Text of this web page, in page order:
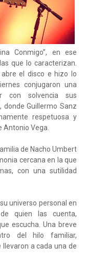
Conmigo”, en ese
que lo caracterizan.
abre el disco e hizo lo
conjugaron una
con solvencia sus
donde Guillermo Sanz
respetuosa y
Antonio Vega.
de Nacho Umbert
cercana en la que
con una sutilidad
universo personal en
quien las cuenta,
escucha. Una breve
del hilo familiar,
a cada una de